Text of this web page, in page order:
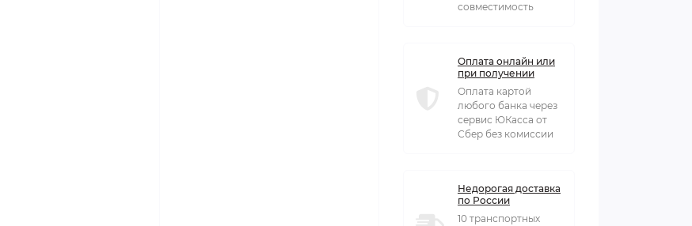
совместимость
Оплата онлайн или
при получении
Оплата картой
любого банка через
сервис ЮКасса от
Сбер без комиссии
Недорогая доставка
по России
10 транспортных